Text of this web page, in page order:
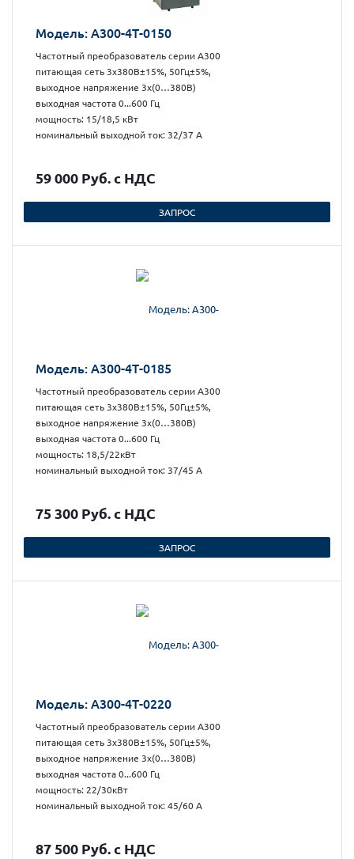
Модель: А300-4Т-0150
Частотный преобразователь серии А300
питающая сеть 3х380В±15%, 50Гц±5%,
выходное напряжение 3х(0…380В)
выходная частота 0...600 Гц
мощность: 15/18,5 кВт
номинальный выходной ток: 32/37 А
59 000 Руб. с НДС
ЗАПРОС
Модель: А300-4Т-0185
Частотный преобразователь серии А300
питающая сеть 3х380В±15%, 50Гц±5%,
выходное напряжение 3х(0…380В)
выходная частота 0...600 Гц
мощность: 18,5/22кВт
номинальный выходной ток: 37/45 А
75 300 Руб. с НДС
ЗАПРОС
Модель: А300-4Т-0220
Частотный преобразователь серии А300
питающая сеть 3х380В±15%, 50Гц±5%,
выходное напряжение 3х(0…380В)
выходная частота 0...600 Гц
мощность: 22/30кВт
номинальный выходной ток: 45/60 А
87 500 Руб. с НДС